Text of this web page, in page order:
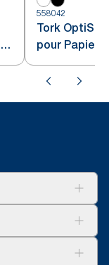
558042
Tork
pour Papier